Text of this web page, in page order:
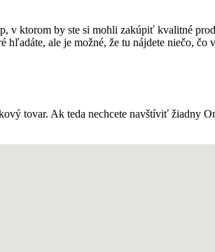
v ktorom by ste si mohli zakúpiť kvalitné
hľadáte, ale je možné, že tu nájdete niečo, čo
tovar. Ak teda nechcete navštíviť žiadny